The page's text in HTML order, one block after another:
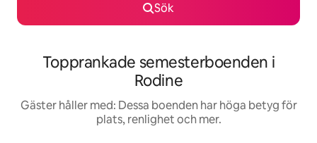
Sök
Topprankade semesterboenden i
Rodine
Gäster håller med: Dessa boenden har höga betyg för
plats, renlighet och mer.